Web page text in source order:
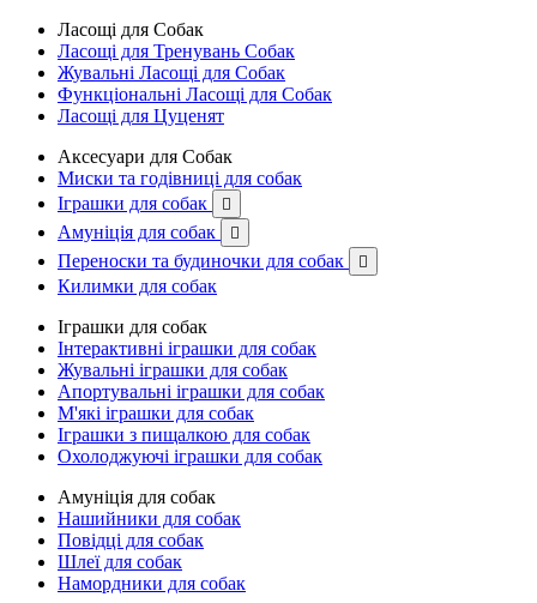
Ласощі для Собак
Ласощі для Тренувань Собак
Жувальні Ласощі для Собак
Функціональні Ласощі для Собак
Ласощі для Цуценят
Аксесуари для Собак
Миски та годівниці для собак
Іграшки для собак

Амуніція для собак 
Переноски та будиночки для собак 
Килимки для собак
Іграшки для собак
Інтерактивні іграшки для собак
Жувальні іграшки для собак
Апортувальні іграшки для собак
М'які іграшки для собак
Іграшки з пищалкою для собак
Охолоджуючі іграшки для собак
Амуніція для собак
Нашийники для собак
Повідці для собак
Шлеї для собак
Намордники для собак